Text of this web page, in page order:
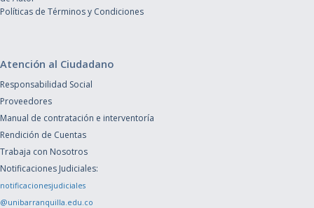
Políticas de Términos y Condiciones
Atención al Ciudadano
Responsabilidad Social
Proveedores
Manual de contratación e interventoría
Rendición de Cuentas
Trabaja con Nosotros
Notificaciones Judiciales:
notificacionesjudiciales
@unibarranquilla.edu.co